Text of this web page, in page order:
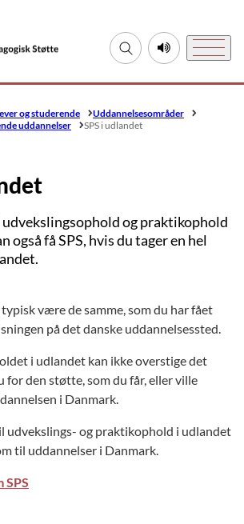
Fold søgefelt udLyt til denne side
Menu
og studerende
Uddannelsesområder
uddannelser
SPS i udlandet
udvekslingsophold og praktikophold
også få SPS, hvis du tager en hel
være de samme, som du har fået
på det danske uddannelsessted.
i udlandet kan ikke overstige det
for den støtte, som du får, eller ville
i Danmark.
udvekslings- og praktikophold i udlandet
til uddannelser i Danmark.
SPS